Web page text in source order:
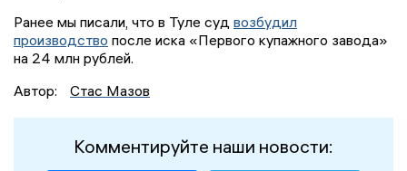
Ранее мы писали, что в Туле суд возбудил
производство после иска «Первого купажного завода»
на 24 млн рублей.
Автор:
Стас Мазов
Комментируйте наши новости: